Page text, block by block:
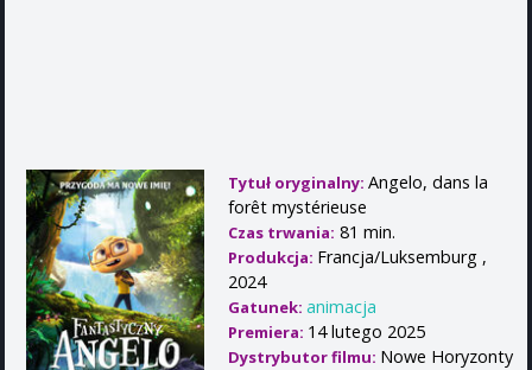
Tytuł oryginalny: Angelo, dans la
forêt mystérieuse
Czas trwania: 81 min.
Produkcja: Francja/Luksemburg ,
2024
Gatunek: animacja
Premiera: 14 lutego 2025
Dystrybutor filmu: Nowe Horyzonty